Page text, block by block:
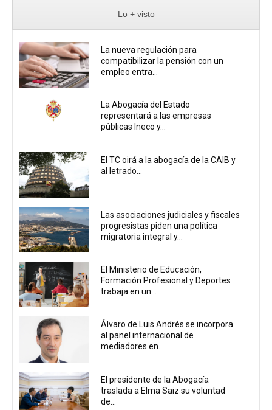
Lo + visto
La nueva regulación para
compatibilizar la pensión con un
empleo entra...
La Abogacía del Estado
representará a las empresas
públicas Ineco y...
El TC oirá a la abogacía de la CAIB y
al letrado...
Las asociaciones judiciales y fiscales
progresistas piden una política
migratoria integral y...
El Ministerio de Educación,
Formación Profesional y Deportes
trabaja en un...
Álvaro de Luis Andrés se incorpora
al panel internacional de
mediadores en...
El presidente de la Abogacía
traslada a Elma Saiz su voluntad
de...